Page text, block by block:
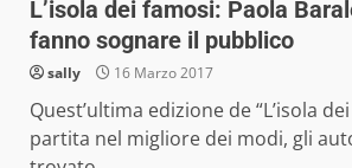
L’isola dei famosi: Paola
fanno sognare il pubblico
sally 16 Marzo 2017
Quest’ultima edizione de “L’isola
partita nel migliore dei modi, gli